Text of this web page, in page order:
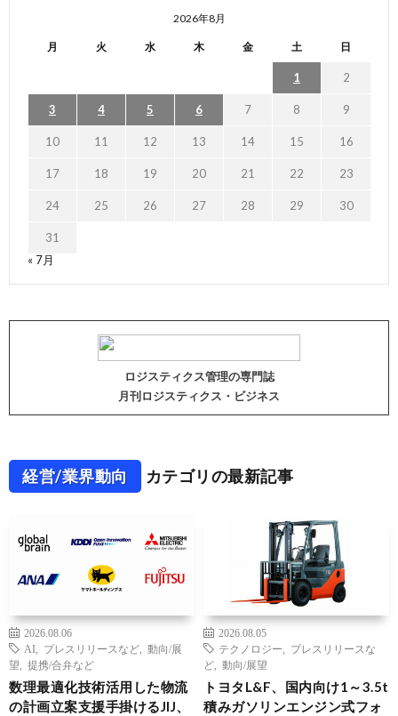
2026年8月
月 火 水 木 金 土 日
1 2
3 4 5 6 7 8 9
10 11 12 13 14 15 16
17 18 19 20 21 22 23
24 25 26 27 28 29 30
31
« 7月
ロジスティクス管理の専門誌
月刊ロジスティクス・ビジネス
経営/業界動向 カテゴリの最新記事
2026.08.06
AI
プレスリリースなど
動向/展
望
提携/合弁など
数理最適化技術活用した物流
の計画立案支援手掛けるJIJ、
2026.08.05
テクノロジー
プレスリリースな
ど
動向/展望
トヨタL&F、国内向け1～3.5t
積みガソリンエンジン式フォ